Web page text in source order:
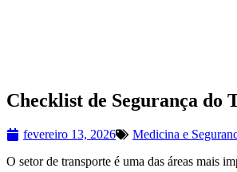
Checklist de Segurança do
fevereiro 13, 2026
Medicina e
O setor de transporte é uma das áreas mais